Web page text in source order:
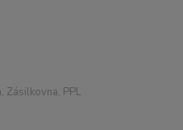
Zásilkovna, PPL